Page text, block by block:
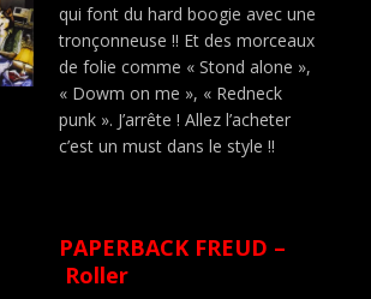
qui font du hard boogie avec une
tronçonneuse !! Et des morceaux
de folie comme « Stond alone »,
« Dowm on me », « Redneck
punk ». J’arrête ! Allez l’acheter
c’est un must dans le style !!
PAPERBACK FREUD –
Roller